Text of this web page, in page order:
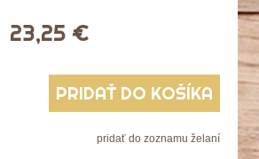
23,25 €
PRIDAŤ DO KOŠÍKA
pridať do zoznamu želaní